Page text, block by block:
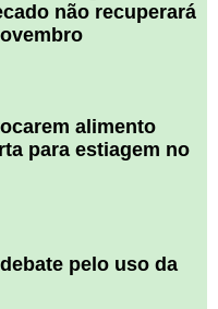
não recuperará
alimento
para estiagem no
pelo uso da